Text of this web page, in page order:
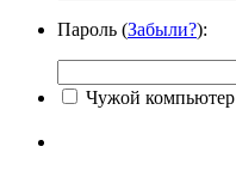
Пароль (Забыли?):
Чужой компьютер